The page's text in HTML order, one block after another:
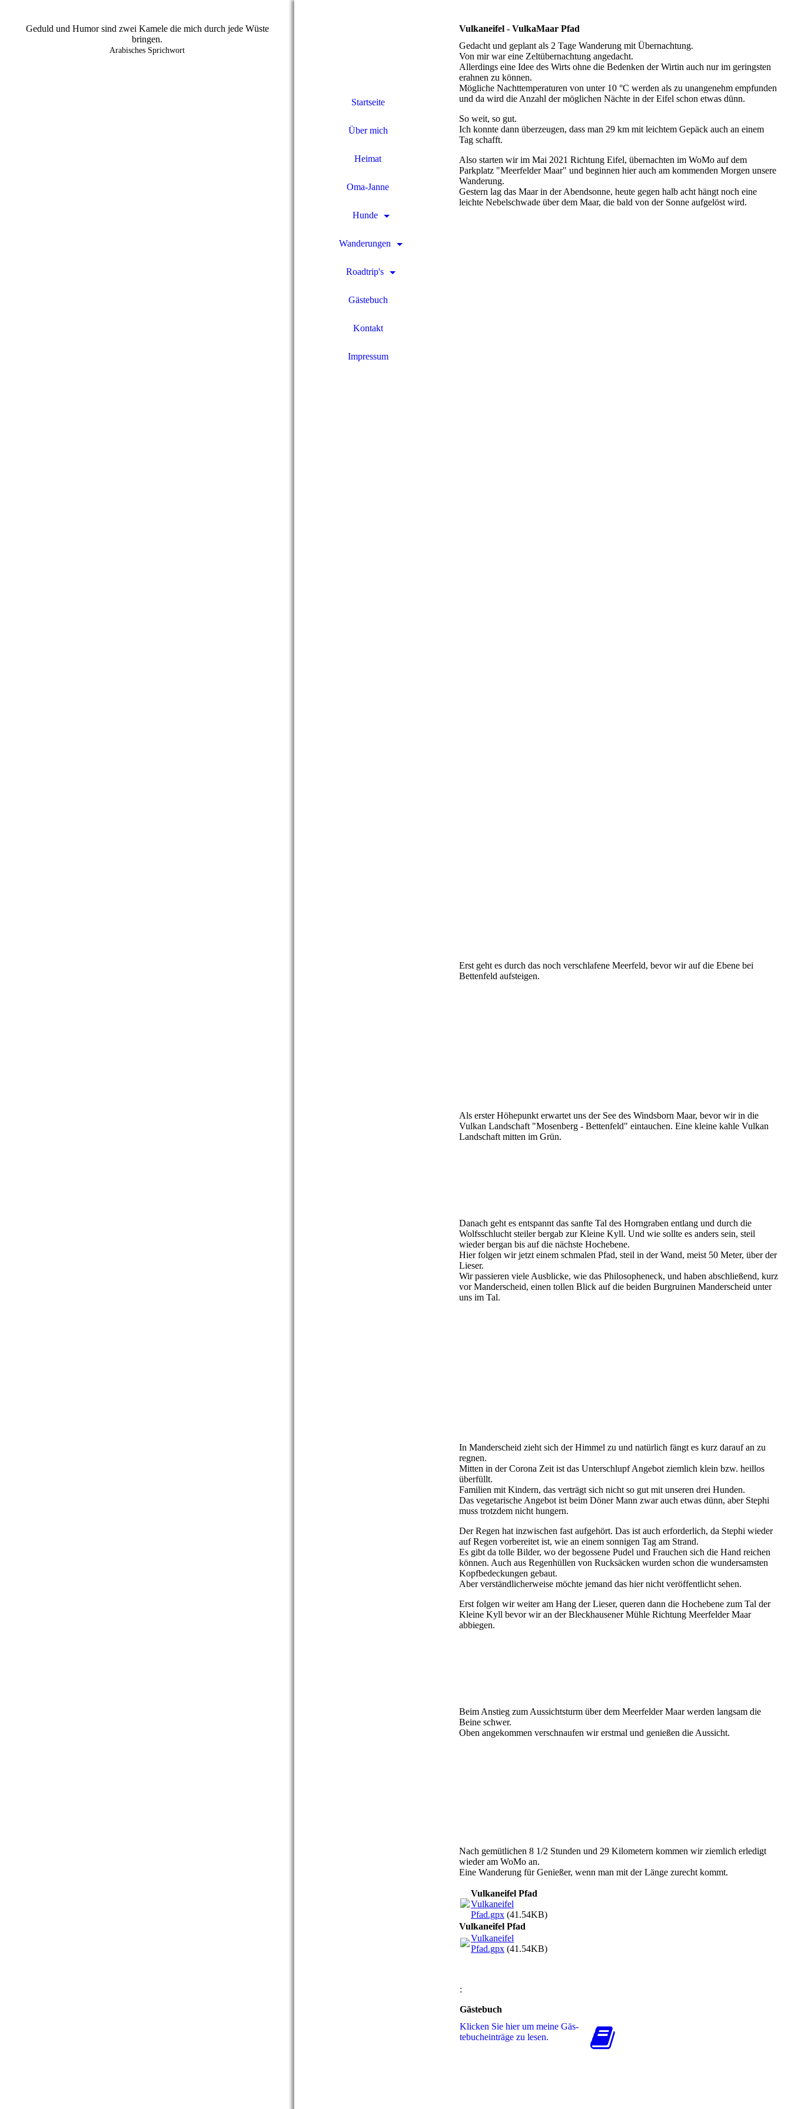
Geduld und Humor sind zwei Kamele die mich durch jede Wüste
bringen.
Arabisches Sprichwort
Startseite
Über mich
Heimat
Oma-Janne
Hunde
Wanderungen
Roadtrip's
Gästebuch
Kontakt
Impressum
Vulkaneifel - VulkaMaar Pfad
Gedacht und geplant als 2 Tage Wanderung mit Übernachtung.
Von mir war eine Zeltübernachtung angedacht.
Allerdings eine Idee des Wirts ohne die Bedenken der Wirtin auch nur im geringsten
erahnen zu können.
Mögliche Nachttemperaturen von unter 10 °C werden als zu unangenehm empfunden
und da wird die Anzahl der möglichen Nächte in der Eifel schon etwas dünn.
So weit, so gut.
Ich konnte dann überzeugen, dass man 29 km mit leichtem Gepäck auch an einem
Tag schafft.
Also starten wir im Mai 2021 Richtung Eifel, übernachten im WoMo auf dem
Parkplatz "Meerfelder Maar" und beginnen hier auch am kommenden Morgen unsere
Wanderung.
Gestern lag das Maar in der Abendsonne, heute gegen halb acht hängt noch eine
leichte Nebelschwade über dem Maar, die bald von der Sonne aufgelöst wird.
Erst geht es durch das noch verschlafene Meerfeld, bevor wir auf die Ebene bei
Bettenfeld aufsteigen.
Als erster Höhepunkt erwartet uns der See des Windsborn Maar, bevor wir in die
Vulkan Landschaft "Mosenberg - Bettenfeld" eintauchen. Eine kleine kahle Vulkan
Landschaft mitten im Grün.
Danach geht es entspannt das sanfte Tal des Horngraben entlang und durch die
Wolfsschlucht steiler bergab zur Kleine Kyll. Und wie sollte es anders sein, steil
wieder bergan bis auf die nächste Hochebene.
Hier folgen wir jetzt einem schmalen Pfad, steil in der Wand, meist 50 Meter, über der
Lieser.
Wir passieren viele Ausblicke, wie das Philosopheneck, und haben abschließend, kurz
vor Manderscheid, einen tollen Blick auf die beiden Burgruinen Manderscheid unter
uns im Tal.
In Manderscheid zieht sich der Himmel zu und natürlich fängt es kurz darauf an zu
regnen.
Mitten in der Corona Zeit ist das Unterschlupf Angebot ziemlich klein bzw. heillos
überfüllt.
Familien mit Kindern, das verträgt sich nicht so gut mit unseren drei Hunden.
Das vegetarische Angebot ist beim Döner Mann zwar auch etwas dünn, aber Stephi
muss trotzdem nicht hungern.
Der Regen hat inzwischen fast aufgehört. Das ist auch erforderlich, da Stephi wieder
auf Regen vorbereitet ist, wie an einem sonnigen Tag am Strand.
Es gibt da tolle Bilder, wo der begossene Pudel und Frauchen sich die Hand reichen
können. Auch aus Regenhüllen von Rucksäcken wurden schon die wundersamsten
Kopfbedeckungen gebaut.
Aber verständlicherweise möchte jemand das hier nicht veröffentlicht sehen.
Erst folgen wir weiter am Hang der Lieser, queren dann die Hochebene zum Tal der
Kleine Kyll bevor wir an der Bleckhausener Mühle Richtung Meerfelder Maar
abbiegen.
Beim Anstieg zum Aussichtsturm über dem Meerfelder Maar werden langsam die
Beine schwer.
Oben angekommen verschnaufen wir erstmal und genießen die Aussicht.
Nach gemütlichen 8 1/2 Stunden und 29 Kilometern kommen wir ziemlich erledigt
wieder am WoMo an.
Eine Wanderung für Genießer, wenn man mit der Länge zurecht kommt.
Vulkaneifel Pfad
Vulkaneifel
Pfad.gpx (41.54KB)
Vulkaneifel Pfad
Vulkaneifel
Pfad.gpx (41.54KB)
:
Gästebuch
Klicken Sie hier um meine Gäs­
te­buch­ein­trä­ge zu lesen.